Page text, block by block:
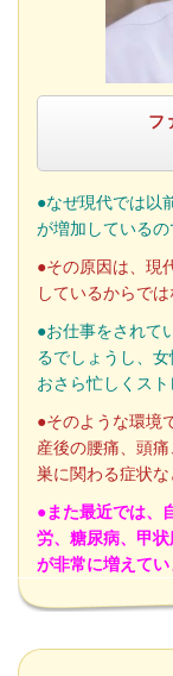
フ
●なぜ現代では以
が増加しているの
●その原因は、現
しているからでは
●お仕事をされて
るでしょうし、
おさら忙しくスト
●そのような環境
産後の腰痛、頭
巣に関わる症状な
●また最近では、
労、糖尿病、甲
が非常に増えてい